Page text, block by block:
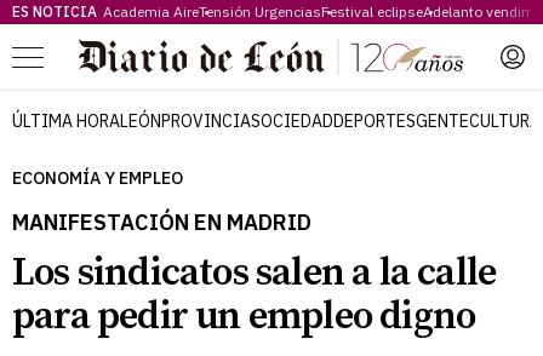
ES NOTICIA Academia AireTensión UrgenciasFestival eclipseAdelanto
Menú
ÚLTIMA HORALEÓNPROVINCIASOCIEDADDEPORTESGENTECULTURA
ECONOMÍA Y EMPLEO
MANIFESTACIÓN EN MADRID
Los sindicatos salen a la calle
para pedir un empleo digno